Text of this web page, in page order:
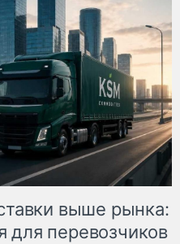
выше рынка:
для перевозчиков